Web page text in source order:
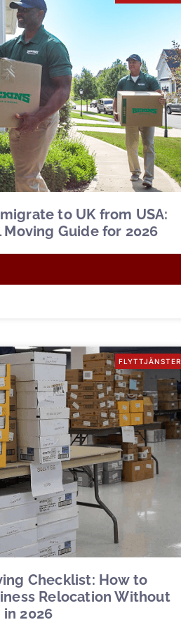
to UK from USA:
Moving Guide for 2026
FLYTTJÄNSTER
Checklist: How to
Relocation Without
2026